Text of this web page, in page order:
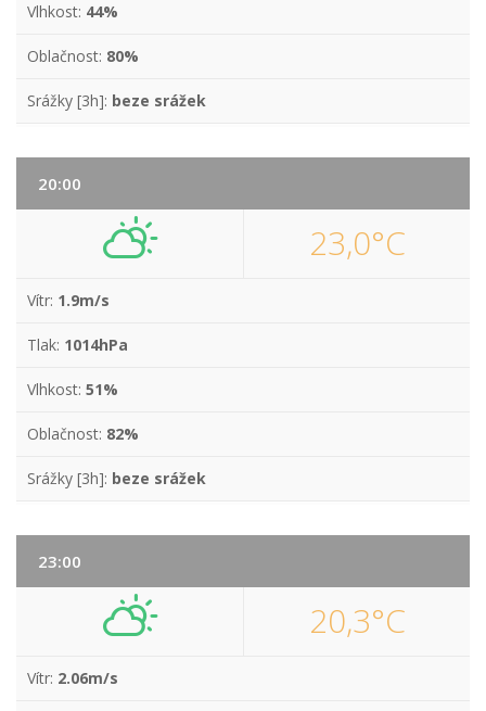
Vlhkost: 44%
Oblačnost: 80%
Srážky [3h]: beze srážek
20:00
23,0°C
Vítr: 1.9m/s
Tlak: 1014hPa
Vlhkost: 51%
Oblačnost: 82%
Srážky [3h]: beze srážek
23:00
20,3°C
Vítr: 2.06m/s